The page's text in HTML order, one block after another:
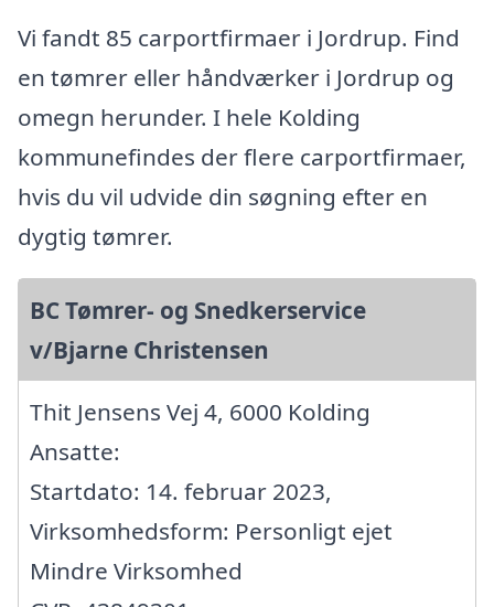
Vi fandt 85 carportfirmaer i Jordrup. Find
en tømrer eller håndværker i Jordrup og
omegn herunder. I hele Kolding
kommunefindes der flere carportfirmaer,
hvis du vil udvide din søgning efter en
dygtig tømrer.
BC Tømrer- og Snedkerservice
v/Bjarne Christensen
Thit Jensens Vej 4, 6000 Kolding
Ansatte:
Startdato: 14. februar 2023,
Virksomhedsform: Personligt ejet
Mindre Virksomhed